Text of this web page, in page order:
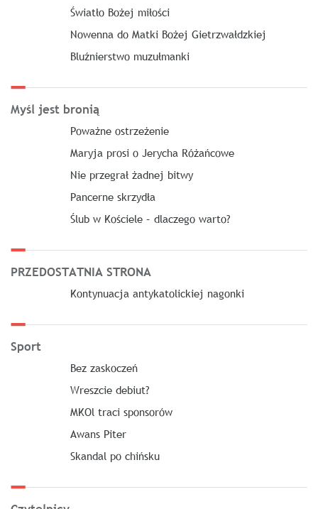
Światło Bożej miłości
Nowenna do Matki Bożej Gietrzwałdzkiej
Bluźnierstwo muzułmanki
Myśl jest bronią
Poważne ostrzeżenie
Maryja prosi o Jerycha Różańcowe
Nie przegrał żadnej bitwy
Pancerne skrzydła
Ślub w Kościele – dlaczego warto?
PRZEDOSTATNIA STRONA
Kontynuacja antykatolickiej nagonki
Sport
Bez zaskoczeń
Wreszcie debiut?
MKOl traci sponsorów
Awans Piter
Skandal po chińsku